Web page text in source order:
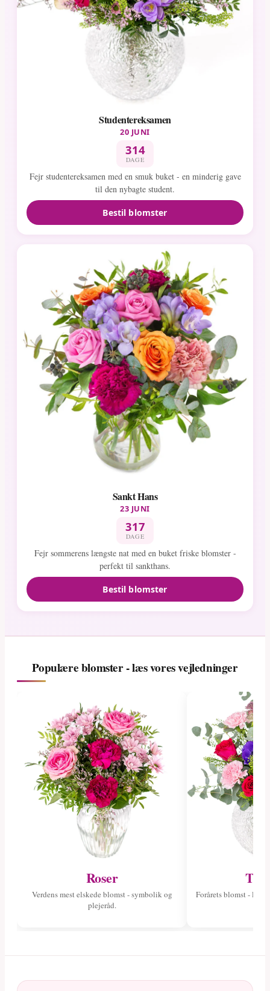
Studentereksamen
20 JUNI
314
DAGE
Fejr studentereksamen med en smuk buket - en minderig gave
til den nybagte student.
Bestil blomster
Sankt Hans
23 JUNI
317
DAGE
Fejr sommerens længste nat med en buket friske blomster -
perfekt til sankthans.
Bestil blomster
Populære blomster - læs vores vejledninger
Roser
Verdens mest elskede blomst - symbolik og
plejeråd.
Forårets blomst - læs